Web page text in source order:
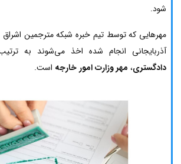
شود.
مهرهایی که توسط تیم خبره شبکه مترجمین اشراق
آذربایجانی انجام شده اخذ می‌شوند به
دادگستری، مهر وزارت امور خارجه است.